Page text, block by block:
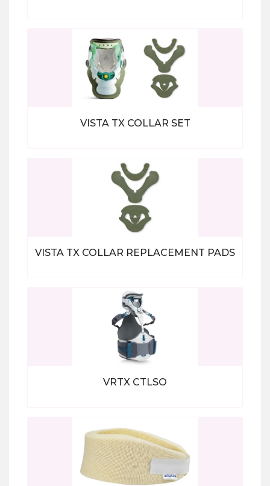
VISTA TX COLLAR SET
Bekijk alle producten
VISTA TX COLLAR REPLACEMENT PADS
Bekijk alle producten
VRTX CTLSO